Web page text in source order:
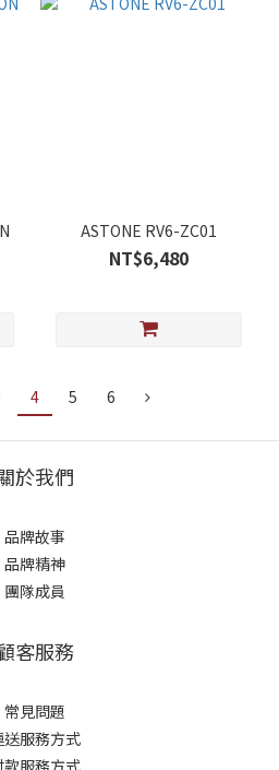
ASTONE RV6-ZC01
NT$6,480
4 5 6
於我們
品牌故事
品牌精神
團隊成員
客服務
常見問題
送服務方式
款服務方式